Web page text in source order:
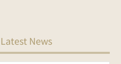
News